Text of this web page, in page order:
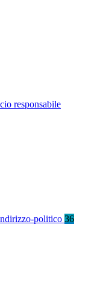
responsabile
politico 36